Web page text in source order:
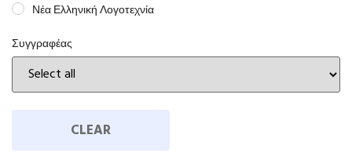
Νέα Ελληνική Λογοτεχνία
Συγγραφέας
CLEAR